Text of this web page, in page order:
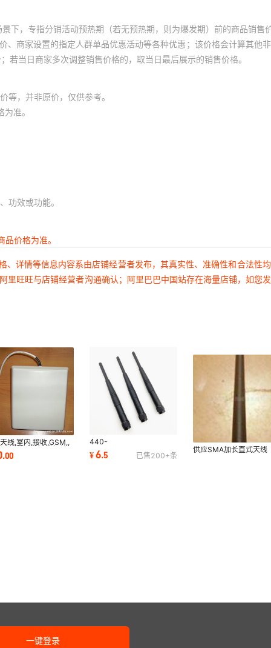
下，专指分销活动预热期（若无预热期，则为爆发期）前的商品销售
商家设置的指定人群单品优惠活动等各种优惠；该价格会计算其他
当日商家多次调整销售价格的，取当日最后展示的销售价格。
等，并非原价，仅供参考。
准。
功效或功能。
价格为准。
详情等信息内容系由店铺经营者发布，其真实性、准确性和合法性
旺旺与店铺经营者沟通确认；阿里巴巴中国站存在海量店铺，如您
线,室内,接收,GSM,,
增益无线对讲机外
.00
440-
450MHZGSM/3G/GPRS/DTU/2.4G
无线模块天线高频对讲机双
¥6.5 已售200+条
供应SMA加长直式天线
一键登录